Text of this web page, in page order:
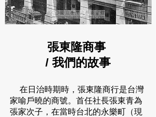
張東隆商事
/ 我們的故事
在日治時期時，張東隆商行是台灣
家喻戶曉的商號。首任社長張東青為
張家次子，在當時台北的永樂町（現